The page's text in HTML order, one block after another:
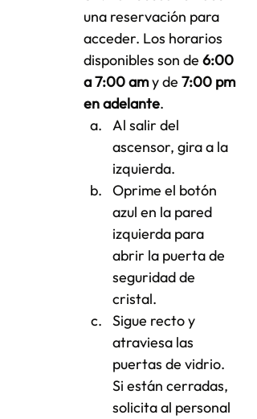
una reservación para
acceder. Los horarios
disponibles son de 6:00
a 7:00 am y de 7:00 pm
en adelante.
Al salir del
ascensor, gira a la
izquierda.
Oprime el botón
azul en la pared
izquierda para
abrir la puerta de
seguridad de
cristal.
Sigue recto y
atraviesa las
puertas de vidrio.
Si están cerradas,
solicita al personal